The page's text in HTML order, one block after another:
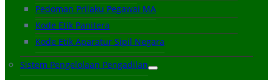
Pedoman Prilaku Pegawai MA
Kode Etik Panitera
Kode Etik Aparatur Sipil Negara
Sistem Pengelolaan Pengadilan